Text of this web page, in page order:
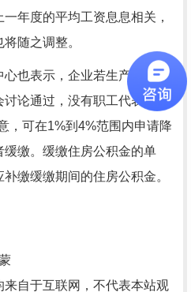
年度的平均工资息息相关，
随之调整。
也表示，企业若生产经营困
论通过，没有职工代表大会
，可在1%到4%范围内申请降
缴。缓缴住房公积金的单
缴缓缴期间的住房公积金。
自于互联网，不代表本站观